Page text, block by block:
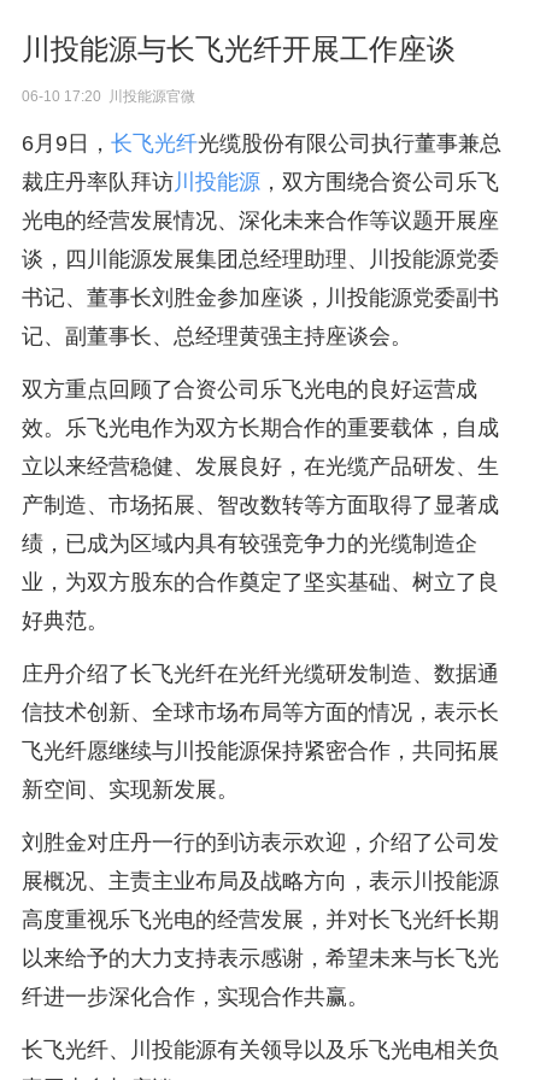
川投能源与长飞光纤开展工作座谈
06-10 17:20 川投能源官微
6月9日， 长飞光纤光缆股份有限公司执行董事兼总
裁庄丹率队拜访川投能源，双方围绕合资公司乐飞
光电的经营发展情况、深化未来合作等议题开展座
谈，四川能源发展集团总经理助理、川投能源党委
书记、董事长刘胜金参加座谈，川投能源党委副书
记、副董事长、总经理黄强主持座谈会。
双方重点回顾了合资公司乐飞光电的良好运营成
效。乐飞光电作为双方长期合作的重要载体，自成
立以来经营稳健、发展良好，在光缆产品研发、生
产制造、市场拓展、智改数转等方面取得了显著成
绩，已成为区域内具有较强竞争力的光缆制造企
业，为双方股东的合作奠定了坚实基础、树立了良
好典范。
庄丹介绍了长飞光纤在光纤光缆研发制造、数据通
信技术创新、全球市场布局等方面的情况，表示长
飞光纤愿继续与川投能源保持紧密合作，共同拓展
新空间、实现新发展。
刘胜金对庄丹一行的到访表示欢迎，介绍了公司发
展概况、主责主业布局及战略方向，表示川投能源
高度重视乐飞光电的经营发展，并对长飞光纤长期
以来给予的大力支持表示感谢，希望未来与长飞光
纤进一步深化合作，实现合作共赢。
长飞光纤、川投能源有关领导以及乐飞光电相关负